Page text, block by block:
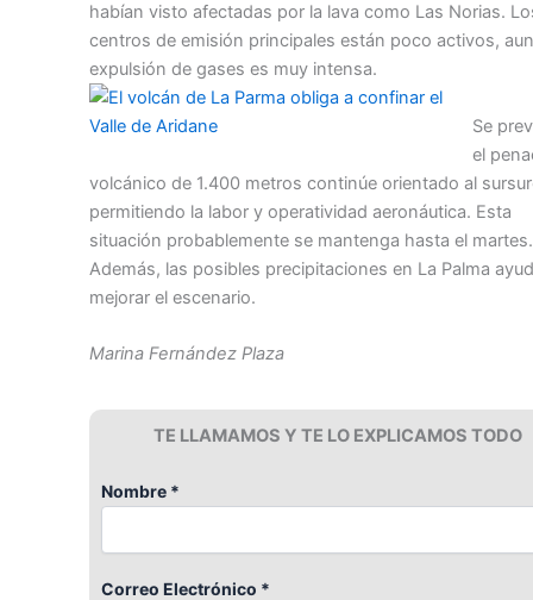
habían visto afectadas por la lava como Las Norias.
centros de emisión principales están poco activos,
expulsión de gases es muy intensa.
Se
el
volcánico de 1.400 metros continúe orientado al
permitiendo la labor y operatividad aeronáutica. Esta
situación probablemente se mantenga hasta el martes.
Además, las posibles precipitaciones en La Palma
mejorar el escenario.
Marina Fernández Plaza
TE LLAMAMOS Y TE LO EXPLICAMOS TODO
Nombre *
Correo Electrónico *